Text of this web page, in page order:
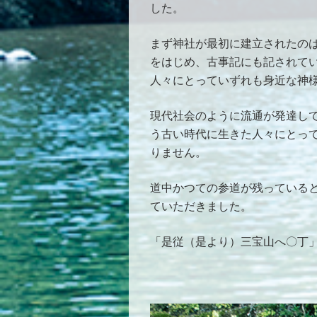
した。
まず神社が最初に建立されたの
をはじめ、古事記にも記されて
人々にとっていずれも身近な神
現代社会のように流通が発達し
う古い時代に生きた人々にとっ
りません。
道中かつての参道が残っている
ていただきました。
「是従（是より）三宝山へ〇丁